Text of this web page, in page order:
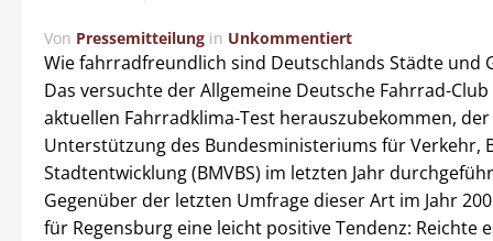
Von Pressemitteilung in Unkommentiert
Wie fahrradfreundlich sind Deutschlands Städte und
Das versuchte der Allgemeine Deutsche Fahrrad-Club
aktuellen Fahrradklima-Test herauszubekommen,
Unterstützung des Bundesministeriums für Verkehr,
Stadtentwicklung (BMVBS) im letzten Jahr
Gegenüber der letzten Umfrage dieser Art im Jahr
für Regensburg eine leicht positive Tendenz: Reichte